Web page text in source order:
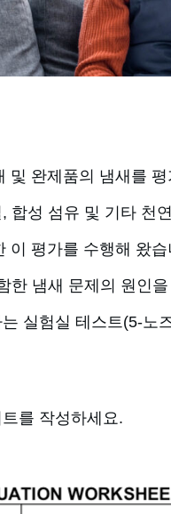
및 완제품의 냄새를
합성 섬유 및 기타 천
이 평가를 수행해 왔습
한 냄새 문제의 원인
실험실 테스트(5-노
를 작성하세요.